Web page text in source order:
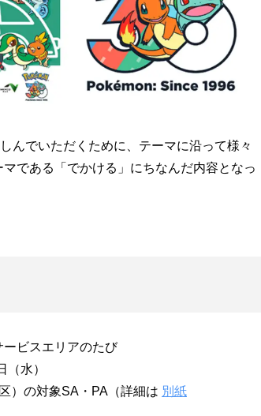
んでいただくために、テーマに沿って様々
である「でかける」にちなんだ内容となっ
ビスエリアのたび
水）
）の対象SA・PA（詳細は 別紙